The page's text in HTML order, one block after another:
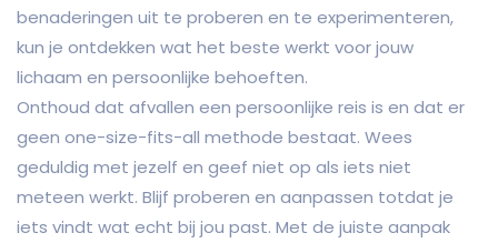
benaderingen uit te proberen en te experimenteren,
kun je ontdekken wat het beste werkt voor jouw
lichaam en persoonlijke behoeften.
Onthoud dat afvallen een persoonlijke reis is en dat er
geen one-size-fits-all methode bestaat. Wees
geduldig met jezelf en geef niet op als iets niet
meteen werkt. Blijf proberen en aanpassen totdat je
iets vindt wat echt bij jou past. Met de juiste aanpak